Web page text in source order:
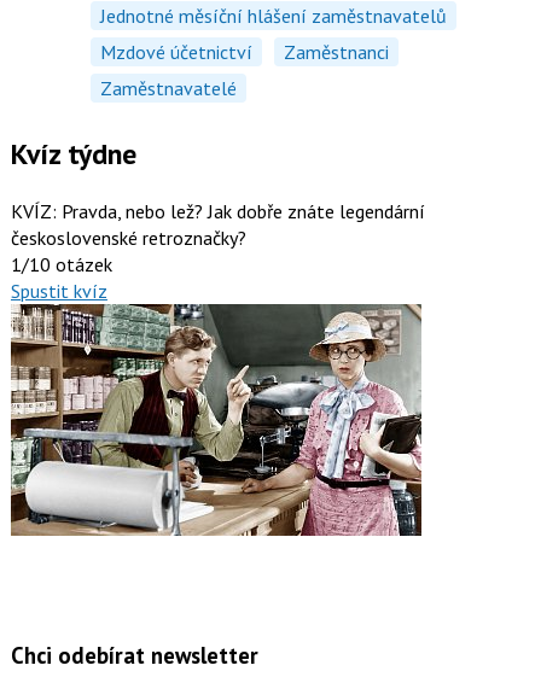
Jednotné měsíční hlášení zaměstnavatelů
Mzdové účetnictví
Zaměstnanci
Zaměstnavatelé
Kvíz týdne
KVÍZ: Pravda, nebo lež? Jak dobře znáte legendární
československé retroznačky?
1/10 otázek
Spustit kvíz
Chci odebírat newsletter